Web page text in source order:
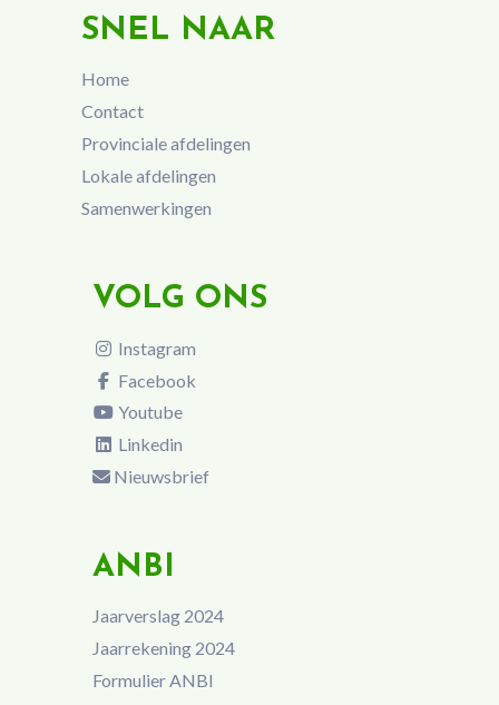
SNEL NAAR
Home
Contact
Provinciale afdelingen
Lokale afdelingen
Samenwerkingen
VOLG ONS
Instagram
Facebook
Youtube
Linkedin
Nieuwsbrief
ANBI
Jaarverslag 2024
Jaarrekening 2024
Formulier ANBI